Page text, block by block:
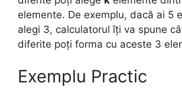
elemente. De exemplu, dacă ai 5
alegi 3, calculatorul îți va spune
diferite poți forma cu aceste 3
Exemplu Practic